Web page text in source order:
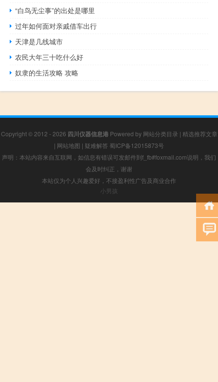
“白鸟无尘事”的出处是哪里
过年如何面对亲戚借车出行
天津是几线城市
农民大年三十吃什么好
奴隶的生活攻略 攻略
Copyright © 2012 - 2026 四川仪器信息港Powered by 网站分类目录 | 精选推荐文章
| 网站地图 | 疑难解答 蜀ICP备12015873号
声明：本站内容来自互联网，如信息有错误可发邮件到f_fb#foxmail.com说明，我们
会及时纠正，谢谢
本站仅为个人兴趣爱好，不接盈利性广告及商业合作
小男孩